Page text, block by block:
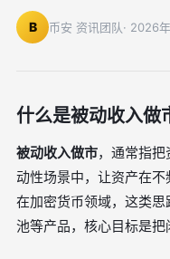
B 币安 资讯团队· 2026
什么是被动收入做
被动收入做市，通常指
动性场景中，让资产在不
在加密货币领域，这类
池等产品，核心目标是把